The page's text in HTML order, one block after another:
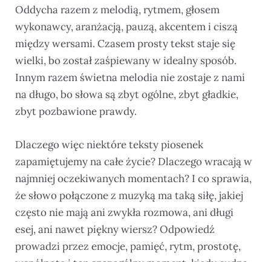
Oddycha razem z melodią, rytmem, głosem
wykonawcy, aranżacją, pauzą, akcentem i ciszą
między wersami. Czasem prosty tekst staje się
wielki, bo został zaśpiewany w idealny sposób.
Innym razem świetna melodia nie zostaje z nami
na długo, bo słowa są zbyt ogólne, zbyt gładkie,
zbyt pozbawione prawdy.
Dlaczego więc niektóre teksty piosenek
zapamiętujemy na całe życie? Dlaczego wracają w
najmniej oczekiwanych momentach? I co sprawia,
że słowo połączone z muzyką ma taką siłę, jakiej
często nie mają ani zwykła rozmowa, ani długi
esej, ani nawet piękny wiersz? Odpowiedź
prowadzi przez emocje, pamięć, rytm, prostotę,